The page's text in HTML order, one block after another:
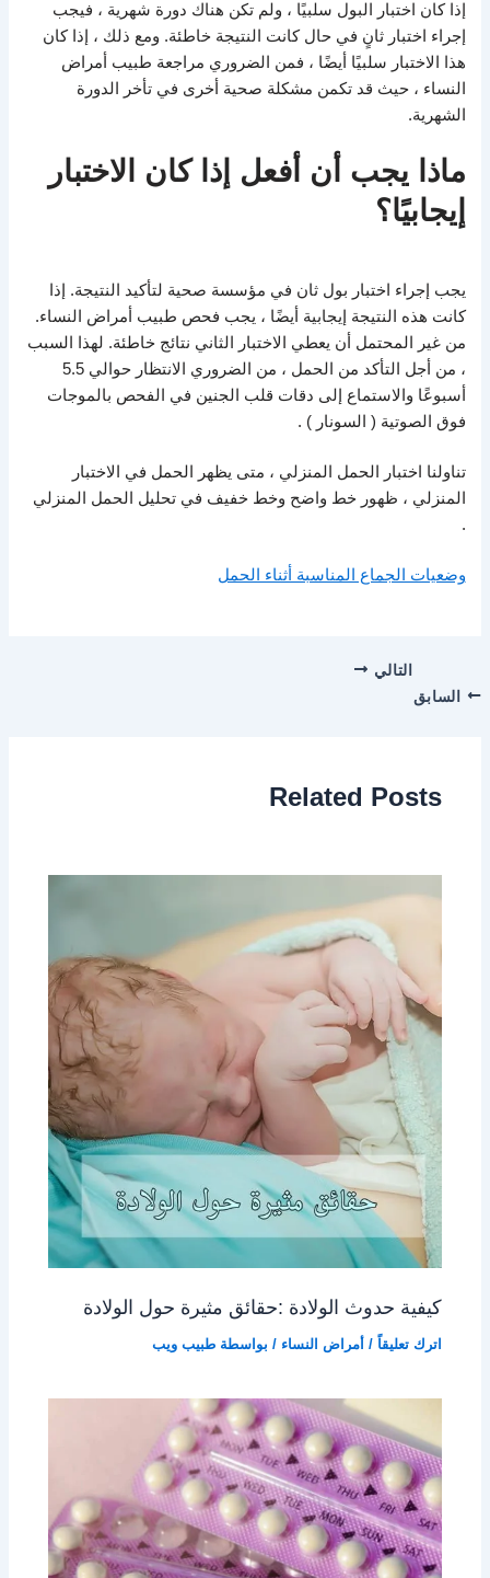
إذا كان اختبار البول سلبيًا ، ولم تكن هناك دورة شهرية ، فيجب
إجراء اختبار ثانٍ في حال كانت النتيجة خاطئة. ومع ذلك ، إذا كان
هذا الاختبار سلبيًا أيضًا ، فمن الضروري مراجعة طبيب أمراض
النساء ، حيث قد تكمن مشكلة صحية أخرى في تأخر الدورة
الشهرية.
ماذا يجب أن أفعل إذا كان الاختبار
إيجابيًا؟
يجب إجراء اختبار بول ثان في مؤسسة صحية لتأكيد النتيجة. إذا
كانت هذه النتيجة إيجابية أيضًا ، يجب فحص طبيب أمراض النساء.
من غير المحتمل أن يعطي الاختبار الثاني نتائج خاطئة. لهذا السبب
، من أجل التأكد من الحمل ، من الضروري الانتظار حوالي 5.5
أسبوعًا والاستماع إلى دقات قلب الجنين في الفحص بالموجات
فوق الصوتية ( السونار ) .
تناولنا اختبار الحمل المنزلي ، متى يظهر الحمل في الاختبار
المنزلي ، ظهور خط واضح وخط خفيف في تحليل الحمل المنزلي
.
وضعيات الجماع المناسبة أثناء الحمل
السابق
التالي
Related Posts
كيفية حدوث الولادة :حقائق مثيرة حول الولادة
اترك تعليقاً /أمراض النساء / بواسطة طبيب ويب